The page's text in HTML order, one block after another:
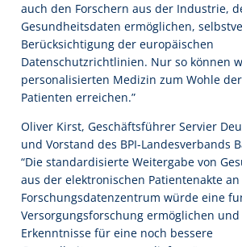
auch den Forschern aus der Industrie,
Gesundheitsdaten ermöglichen,
Berücksichtigung der europäischen
Datenschutzrichtlinien. Nur so können
personalisierten Medizin zum Wohle
Patienten erreichen.”
Oliver Kirst, Geschäftsführer Servier
und Vorstand des BPI-Landesverbands
“Die standardisierte Weitergabe von
aus der elektronischen Patientenakte an
Forschungsdatenzentrum würde eine
Versorgungsforschung ermöglichen
Erkenntnisse für eine noch bessere